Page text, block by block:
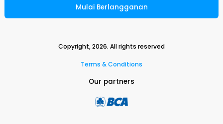
Mulai Berlangganan
Copyright,2026. All rights reserved
Terms & Conditions
Our partners